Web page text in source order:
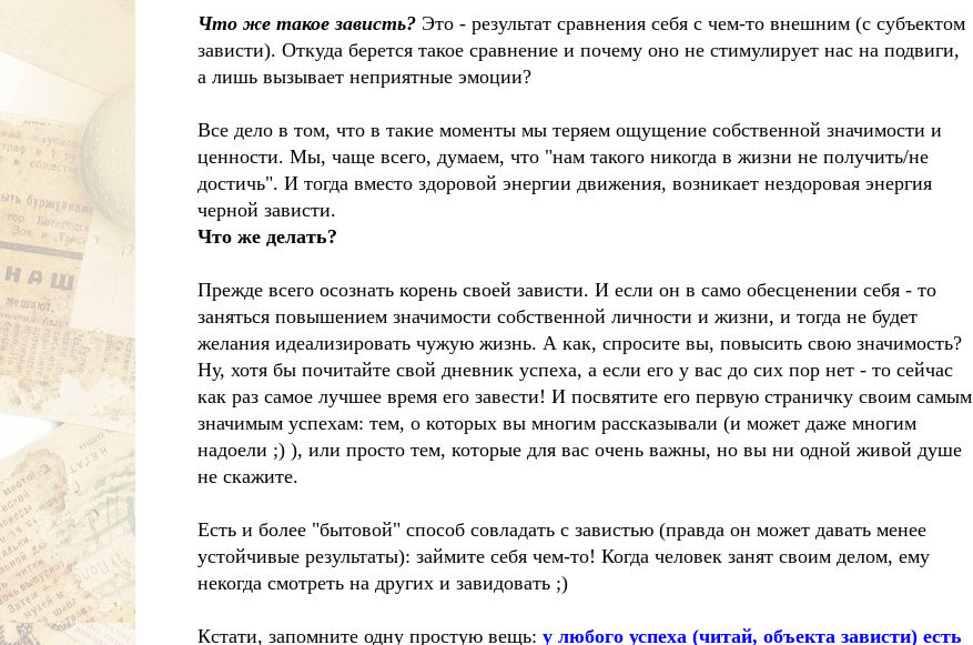
Что же такое зависть? Это - результат сравнения себя с чем-то внешним (с субъектом
зависти). Откуда берется такое сравнение и почему оно не стимулирует нас на подвиги,
а лишь вызывает неприятные эмоции?
Все дело в том, что в такие моменты мы теряем ощущение собственной значимости и
ценности. Мы, чаще всего, думаем, что "нам такого никогда в жизни не получить/не
достичь". И тогда вместо здоровой энергии движения, возникает нездоровая энергия
черной зависти.
Что же делать?
Прежде всего осознать корень своей зависти. И если он в само обесценении себя - то
заняться повышением значимости собственной личности и жизни, и тогда не будет
желания идеализировать чужую жизнь. А как, спросите вы, повысить свою значимость?
Ну, хотя бы почитайте свой дневник успеха, а если его у вас до сих пор нет - то сейчас
как раз самое лучшее время его завести! И посвятите его первую страничку своим самым
значимым успехам: тем, о которых вы многим рассказывали (и может даже многим
надоели ;) ), или просто тем, которые для вас очень важны, но вы ни одной живой душе
не скажите.
Есть и более "бытовой" способ совладать с завистью (правда он может давать менее
устойчивые результаты): займите себя чем-то! Когда человек занят своим делом, ему
некогда смотреть на других и завидовать ;)
Кстати, запомните одну простую вещь: у любого успеха (читай, объекта зависти) есть